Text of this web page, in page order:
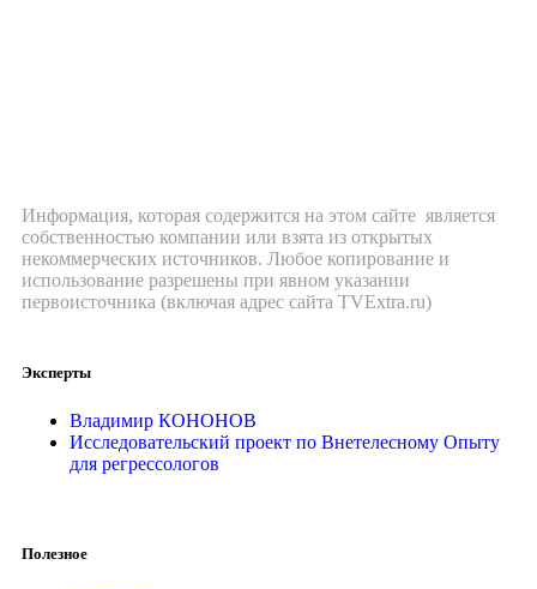
Информация, которая содержится на этом сайте является
собственностью компании или взята из открытых
некоммерческих источников. Любое копирование и
использование разрешены при явном указании
первоисточника (включая адрес сайта TVExtra.ru)
Эксперты
Владимир КОНОНОВ
Исследовательский проект по Внетелесному Опыту
для регрессологов
Полезное